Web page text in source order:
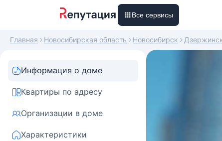
Все сервисы
Главная Новосибирская область Новосибирск
Информация о доме
Квартиры по адресу
Организации в доме
Характеристики